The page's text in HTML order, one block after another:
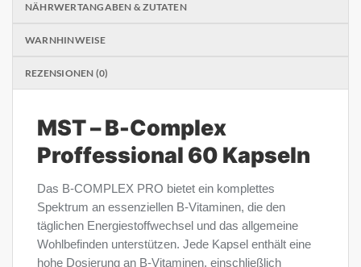
NÄHRWERTANGABEN & ZUTATEN
WARNHINWEISE
REZENSIONEN (0)
MST – B-Complex
Proffessional 60 Kapseln
Das B-COMPLEX PRO bietet ein komplettes
Spektrum an essenziellen B-Vitaminen, die den
täglichen Energiestoffwechsel und das allgemeine
Wohlbefinden unterstützen. Jede Kapsel enthält eine
hohe Dosierung an B-Vitaminen, einschließlich